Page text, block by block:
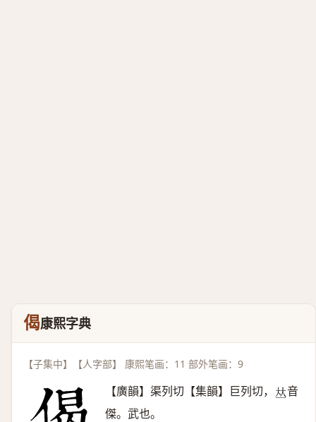
偈康熙字典
【子集中】【人字部】 康熙笔画：11 部外笔画：9
【廣韻】渠列切【集韻】巨列切， 𠀤音
傑。武也。